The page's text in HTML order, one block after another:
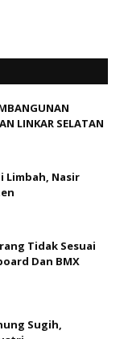
LINKAR SELATAN
Limbah, Nasir
Tidak Sesuai
Dan BMX
Sugih,